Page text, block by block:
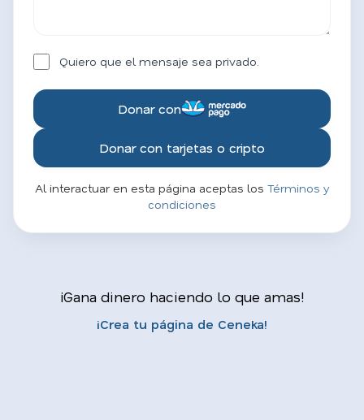
Quiero que el mensaje sea privado.
Donar con
Donar con tarjetas o cripto
Al interactuar en esta página aceptas los Términos y
condiciones
¡Gana dinero haciendo lo que amas!
¡Crea tu página de Ceneka!